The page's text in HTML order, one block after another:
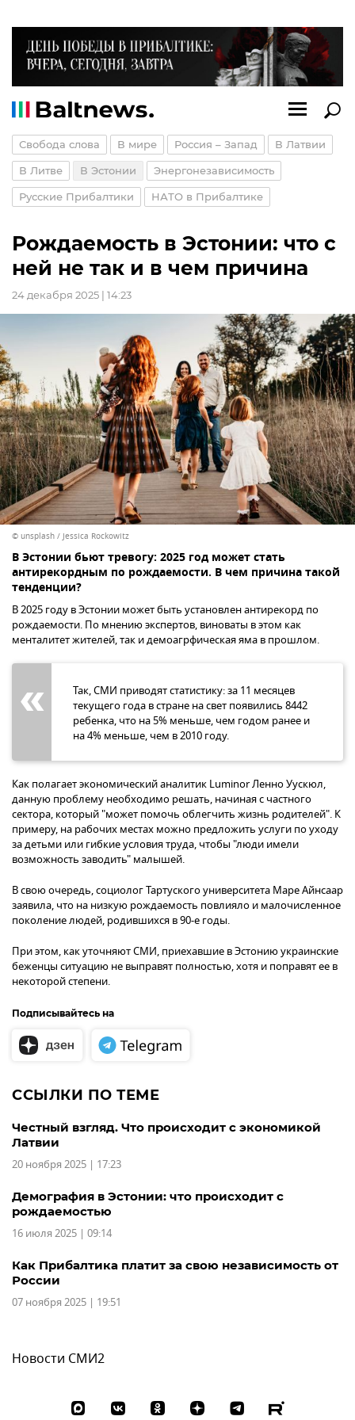
Свобода слова В мире Россия – Запад В Латвии
В Литве В Эстонии Энергонезависимость
Русские Прибалтики НАТО в Прибалтике
Рождаемость в Эстонии: что с
ней не так и в чем причина
24 декабря 2025 | 14:23
© unsplash / Jessica Rockowitz
В Эстонии бьют тревогу: 2025 год может стать
антирекордным по рождаемости. В чем причина такой
тенденции?
В 2025 году в Эстонии может быть установлен антирекорд по
рождаемости. По мнению экспертов, виноваты в этом как
менталитет жителей, так и демоагрфическая яма в прошлом.
Так, СМИ приводят статистику: за 11 месяцев
текущего года в стране на свет появились 8442
ребенка, что на 5% меньше, чем годом ранее и
на 4% меньше, чем в 2010 году.
Как полагает экономический аналитик Luminor Ленно Уускюл,
данную проблему необходимо решать, начиная с частного
сектора, который "может помочь облегчить жизнь родителей". К
примеру, на рабочих местах можно предложить услуги по уходу
за детьми или гибкие условия труда, чтобы "люди имели
возможность заводить" малышей.
В свою очередь, социолог Тартуского университета Маре Айнсаар
заявила, что на низкую рождаемость повлияло и малочисленное
поколение людей, родившихся в 90-е годы.
При этом, как уточняют СМИ, приехавшие в Эстонию украинские
беженцы ситуацию не выправят полностью, хотя и поправят ее в
некоторой степени.
Подписывайтесь на
ССЫЛКИ ПО ТЕМЕ
Честный взгляд. Что происходит с экономикой
Латвии
20 ноября 2025 | 17:23
Демография в Эстонии: что происходит с
рождаемостью
16 июля 2025 | 09:14
Как Прибалтика платит за свою независимость от
России
07 ноября 2025 | 19:51
Новости СМИ2